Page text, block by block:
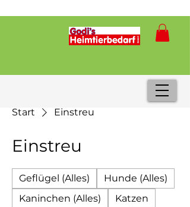
Start Einstreu
Einstreu
Geflügel (Alles)
Hunde (Alles)
Kaninchen (Alles)
Katzen